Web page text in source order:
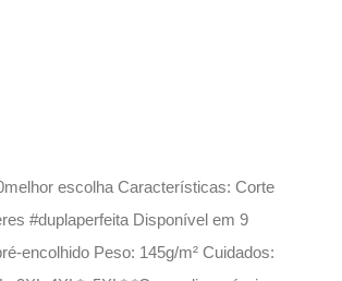
escolha Características: Corte
#duplaperfeita Disponível em 9
encolhido Peso: 145g/m² Cuidados: